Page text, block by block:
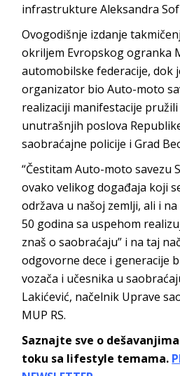
infrastrukture Aleksandra
Ovogodišnje izdanje
okriljem Evropskog ogranka
automobilske federacije, dok
organizator bio Auto-moto
realizaciji manifestacije
unutrašnjih poslova
saobraćajne policije i Grad
“Čestitam Auto-moto savezu
ovako velikog događaja koji
održava u našoj zemlji, ali i
50 godina sa uspehom
znaš o saobraćaju” i na taj
odgovorne dece i generacije
vozača i učesnika u
Lakićević, načelnik Uprave
MUP RS.
Saznajte sve o
toku sa lifestyle temama.